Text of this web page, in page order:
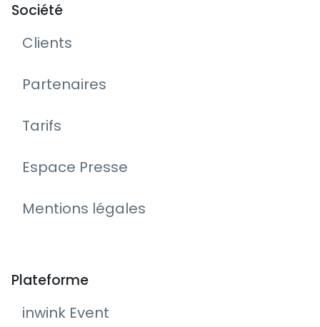
Société
Clients
Partenaires
Tarifs
Espace Presse
Mentions légales
Plateforme
inwink Event